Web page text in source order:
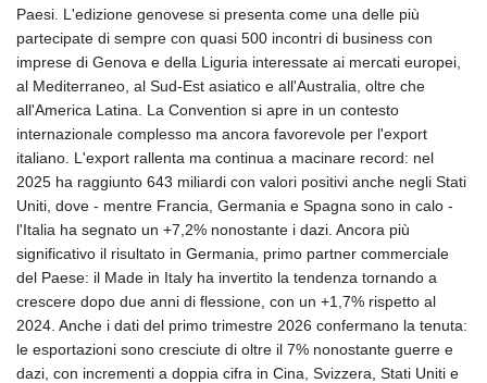
Paesi. L'edizione genovese si presenta come una delle più
partecipate di sempre con quasi 500 incontri di business con
imprese di Genova e della Liguria interessate ai mercati europei,
al Mediterraneo, al Sud-Est asiatico e all'Australia, oltre che
all'America Latina. La Convention si apre in un contesto
internazionale complesso ma ancora favorevole per l'export
italiano. L'export rallenta ma continua a macinare record: nel
2025 ha raggiunto 643 miliardi con valori positivi anche negli Stati
Uniti, dove - mentre Francia, Germania e Spagna sono in calo -
l'Italia ha segnato un +7,2% nonostante i dazi. Ancora più
significativo il risultato in Germania, primo partner commerciale
del Paese: il Made in Italy ha invertito la tendenza tornando a
crescere dopo due anni di flessione, con un +1,7% rispetto al
2024. Anche i dati del primo trimestre 2026 confermano la tenuta:
le esportazioni sono cresciute di oltre il 7% nonostante guerre e
dazi, con incrementi a doppia cifra in Cina, Svizzera, Stati Uniti e